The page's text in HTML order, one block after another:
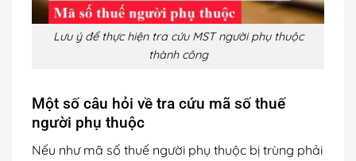
Lưu ý để thực hiện tra cứu MST người phụ thuộc
thành công
Một số câu hỏi về tra cứu mã số thuế
người phụ thuộc
Nếu như mã số thuế người phụ thuộc bị trùng phải